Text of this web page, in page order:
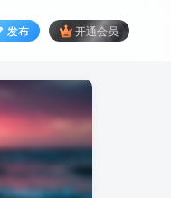
发布 开通会员